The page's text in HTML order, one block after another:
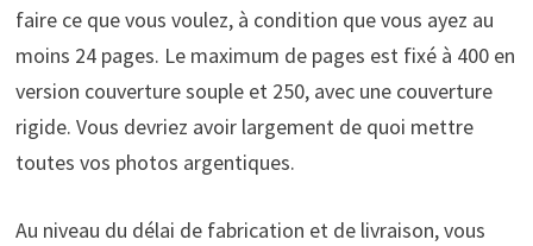
faire ce que vous voulez, à condition que vous ayez au
moins 24 pages. Le maximum de pages est fixé à 400 en
version couverture souple et 250, avec une couverture
rigide. Vous devriez avoir largement de quoi mettre
toutes vos photos argentiques.
Au niveau du délai de fabrication et de livraison, vous